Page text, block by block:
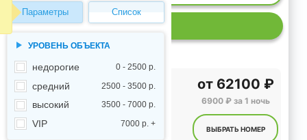
Параметры Список
УРОВЕНЬ ОБЪЕКТА
недорогие 0 - 2500 р.
средний 2500 - 3500 р.
высокий 3500 - 7000 р.
VIP 7000 р. +
от62100 ₽
6900 ₽ за 1 ночь
ВЫБРАТЬ НОМЕР